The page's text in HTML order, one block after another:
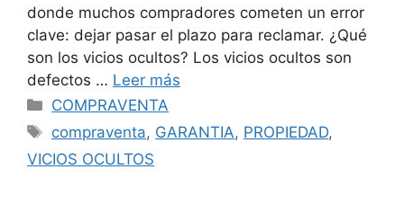
donde muchos compradores cometen un error
clave: dejar pasar el plazo para reclamar. ¿Qué
son los vicios ocultos? Los vicios ocultos son
defectos … Leer más
Categorías
COMPRAVENTA
Etiquetas
compraventa, GARANTIA, PROPIEDAD,
VICIOS OCULTOS